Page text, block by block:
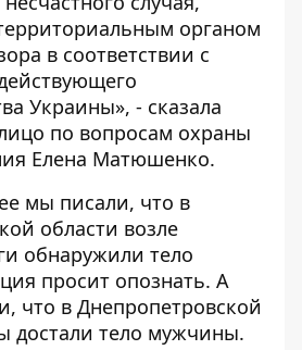
органом
в соответствии с
Украины», - сказала
по вопросам охраны
Елена Матюшенко.
мы писали, что в
области возле
обнаружили тело
просит опознать. А
что в Днепропетровской
достали тело мужчины.